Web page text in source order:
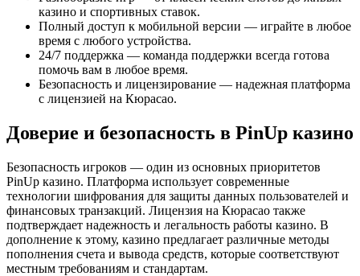
казино и спортивных ставок.
Полный доступ к мобильной версии — играйте в любое
время с любого устройства.
24/7 поддержка — команда поддержки всегда готова
помочь вам в любое время.
Безопасность и лицензирование — надежная платформа
с лицензией на Кюрасао.
Доверие и безопасность в PinUp казино
Безопасность игроков — один из основных приоритетов
PinUp казино. Платформа использует современные
технологии шифрования для защиты данных пользователей и
финансовых транзакций. Лицензия на Кюрасао также
подтверждает надежность и легальность работы казино. В
дополнение к этому, казино предлагает различные методы
пополнения счета и вывода средств, которые соответствуют
местным требованиям и стандартам.